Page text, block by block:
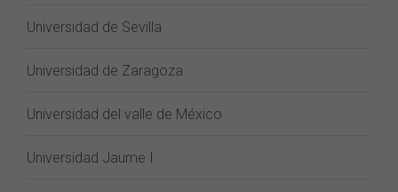
Universidad de Sevilla
Universidad de Zaragoza
Universidad del valle de México
Universidad Jaume I